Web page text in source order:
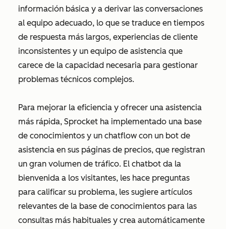
información básica y a derivar las conversaciones
al equipo adecuado, lo que se traduce en tiempos
de respuesta más largos, experiencias de cliente
inconsistentes y un equipo de asistencia que
carece de la capacidad necesaria para gestionar
problemas técnicos complejos.
Para mejorar la eficiencia y ofrecer una asistencia
más rápida, Sprocket ha implementado una base
de conocimientos y un chatflow con un bot de
asistencia en sus páginas de precios, que registran
un gran volumen de tráfico. El chatbot da la
bienvenida a los visitantes, les hace preguntas
para calificar su problema, les sugiere artículos
relevantes de la base de conocimientos para las
consultas más habituales y crea automáticamente